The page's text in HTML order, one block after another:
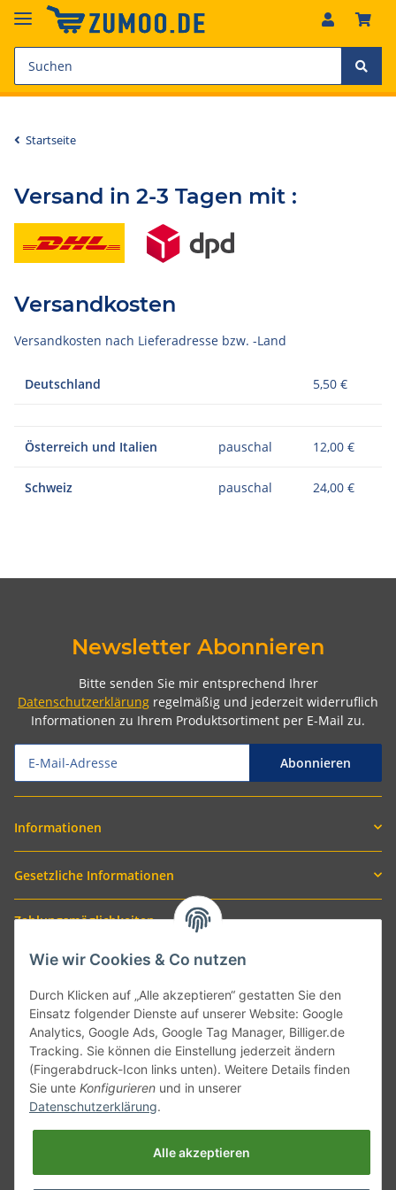
Startseite
Versand in 2-3 Tagen mit :
Versandkosten
Versandkosten nach Lieferadresse bzw. -Land
Deutschland 5,50 €
Österreich und Italien pauschal 12,00 €
Schweiz pauschal 24,00 €
Newsletter Abonnieren
Bitte senden Sie mir entsprechend Ihrer
Datenschutzerklärung regelmäßig und jederzeit widerruflich
Informationen zu Ihrem Produktsortiment per E-Mail zu.
Abonnieren
Informationen
Gesetzliche Informationen
Zahlungsmöglichkeiten
Versand mit
Wie wir Cookies & Co nutzen
Durch Klicken auf „Alle akzeptieren“ gestatten Sie den
Einsatz folgender Dienste auf unserer Website: Google
Analytics, Google Ads, Google Tag Manager, Billiger.de
Tracking. Sie können die Einstellung jederzeit ändern
(Fingerabdruck-Icon links unten). Weitere Details finden
Sie unte Konfigurieren und in unserer
Datenschutzerklärung.
Alle akzeptieren